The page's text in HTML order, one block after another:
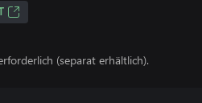
(separat erhältlich).